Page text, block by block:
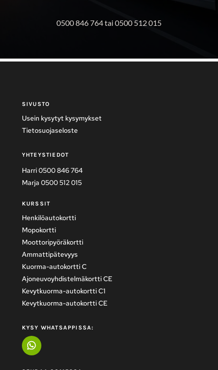
0500 846 764 tai 0500 512 015
SIVUSTO
Usein kysytyt kysymykset
Tietosuojaseloste
YHTEYSTIEDOT
Harri 0500 846 764
Marja 0500 512 015
KURSSIT
Henkilöautokortti
Mopokortti
Moottoripyöräkortti
Ammattipätevyys
Kuorma-autokortti C
Ajoneuvoyhdistelmäkortti CE
Kevytkuorma-autokortti C1
Kevytkuorma-autokortti CE
KYSY WHATSAPPISSA: